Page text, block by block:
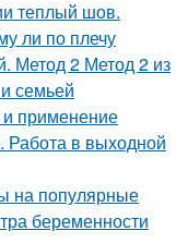
теплый шов.
ли по плечу
Метод 2 Метод 2 из
семьей
применение
Работа в выходной
на популярные
беременности